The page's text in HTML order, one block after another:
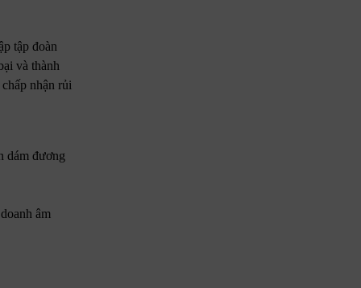
tập đoàn
và thành
nhận rủi
dám đương
âm